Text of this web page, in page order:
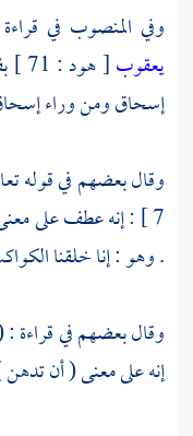
وفي المنصوب في قراءة
يعقوب
[
إسحاق ومن وراء
وقال بعضهم في قوله
7 ] : إنه عطف على معنى :
. وهو : إنا خلقنا
وقال بعضهم في قراءة
إنه على معنى ( أن